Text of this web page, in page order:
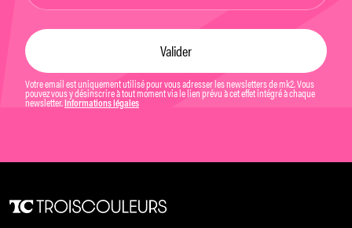
Votre email est uniquement utilisé pour vous adresser les newsletters de mk2. Vous
pouvez vous y désinscrire à tout moment via le lien prévu à cet effet intégré à chaque
newsletter. Informations légales